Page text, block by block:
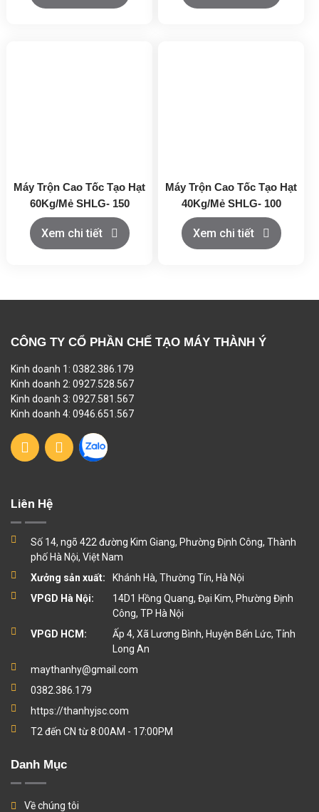
Máy Trộn Cao Tốc Tạo Hạt
60Kg/Mẻ SHLG- 150
Xem chi tiết
Máy Trộn Cao Tốc Tạo Hạt
40Kg/Mẻ SHLG- 100
Xem chi tiết
CÔNG TY CỔ PHẦN CHẾ TẠO MÁY THÀNH Ý
Kinh doanh 1: 0382.386.179
Kinh doanh 2: 0927.528.567
Kinh doanh 3: 0927.581.567
Kinh doanh 4: 0946.651.567
Liên Hệ
Số 14, ngõ 422 đường Kim Giang, Phường Định Công, Thành
phố Hà Nội, Việt Nam
Xưởng sản xuất:
Khánh Hà, Thường Tín, Hà Nội
VPGD Hà Nội:
14D1 Hồng Quang, Đại Kim, Phường Định
Công, TP Hà Nội
VPGD HCM:
Ấp 4, Xã Lương Bình, Huyện Bến Lức, Tỉnh
Long An
maythanhy@gmail.com
0382.386.179
https://thanhyjsc.com
T2 đến CN từ 8:00AM - 17:00PM
Danh Mục
Về chúng tôi